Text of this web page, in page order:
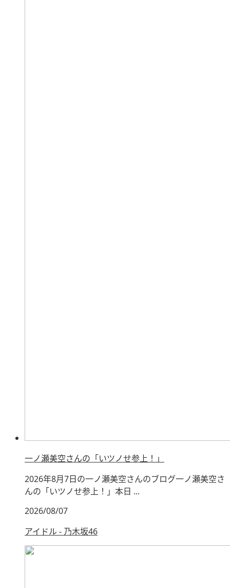
一ノ瀬美空さんの「いツノせ参上！」
2026年8月7日の一ノ瀬美空さんのブログ一ノ瀬美空さ
んの「いツノせ参上！」本日 ...
2026/08/07
アイドル - 乃木坂46